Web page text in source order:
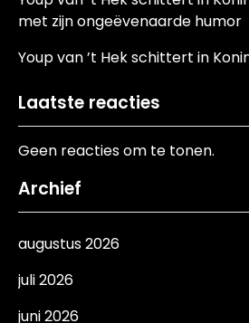
met zijn ongeëvenaarde humor
Youp van ’t Hek schittert in
Laatste reacties
Geen reacties om te tonen.
Archief
augustus 2026
juli 2026
juni 2026